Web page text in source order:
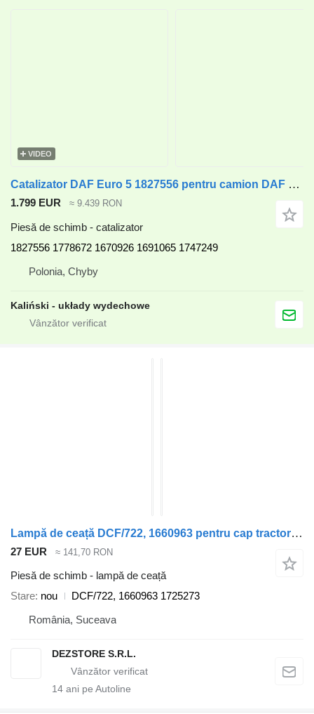
VIDEO
Catalizator DAF Euro 5 1827556 pentru camion DAF CF75 , CF85
1.799 EUR ≈ 9.439 RON
Piesă de schimb - catalizator
1827556 1778672 1670926 1691065 1747249
Polonia, Chyby
Kaliński - układy wydechowe
Lampă de ceață DCF/722, 1660963 pentru cap tractor DAF CF85
27 EUR ≈ 141,70 RON
Piesă de schimb - lampă de ceață
Stare nou
DCF/722, 1660963 1725273
România, Suceava
DEZSTORE S.R.L.
14 ani pe Autoline